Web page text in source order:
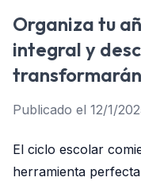
Organiza tu
integral y
Publicado el 12/1/
El ciclo escolar
herramienta